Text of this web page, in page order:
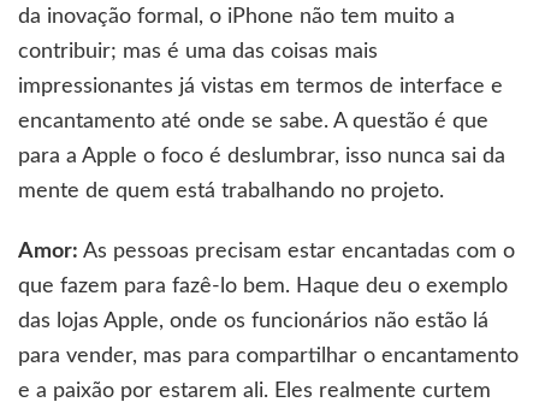
da inovação formal, o iPhone não tem muito a
contribuir; mas é uma das coisas mais
impressionantes já vistas em termos de interface e
encantamento até onde se sabe. A questão é que
para a Apple o foco é deslumbrar, isso nunca sai da
mente de quem está trabalhando no projeto.
Amor: As pessoas precisam estar encantadas com o
que fazem para fazê-lo bem. Haque deu o exemplo
das lojas Apple, onde os funcionários não estão lá
para vender, mas para compartilhar o encantamento
e a paixão por estarem ali. Eles realmente curtem